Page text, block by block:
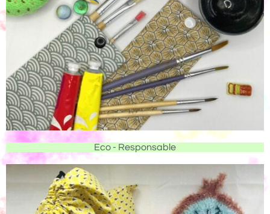
Eco - Responsable